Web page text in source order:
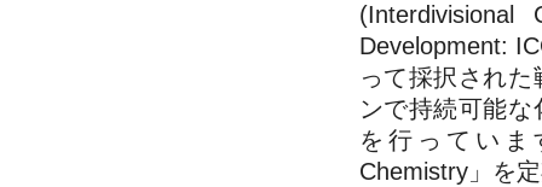
Development:
って採択され
ンで持続可能
を行っていま
Chemistry」を